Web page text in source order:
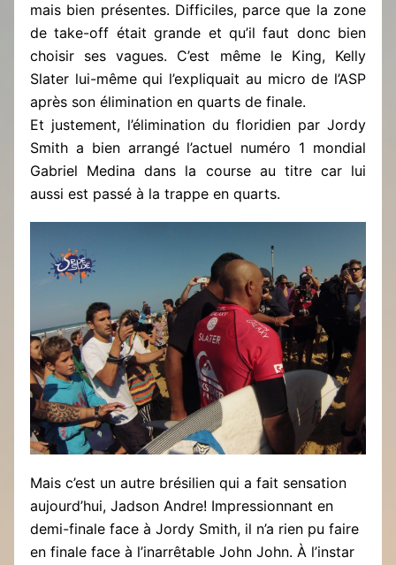
mais bien présentes. Difficiles, parce que la zone
de take-off était grande et qu’il faut donc bien
choisir ses vagues. C’est même le King, Kelly
Slater lui-même qui l’expliquait au micro de l’ASP
après son élimination en quarts de finale.
Et justement, l’élimination du floridien par Jordy
Smith a bien arrangé l’actuel numéro 1 mondial
Gabriel Medina dans la course au titre car lui
aussi est passé à la trappe en quarts.
Mais c’est un autre brésilien qui a fait sensation
aujourd’hui, Jadson Andre! Impressionnant en
demi-finale face à Jordy Smith, il n’a rien pu faire
en finale face à l’inarrêtable John John. À l’instar